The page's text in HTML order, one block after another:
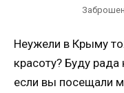
Неужели в Крыму
красоту? Буду
если вы посещали